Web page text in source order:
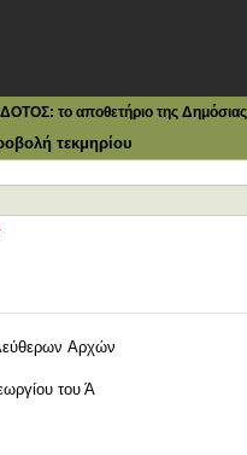
το αποθετήριο της Δημόσιας
τεκμηρίου
Aρχών
του Ά